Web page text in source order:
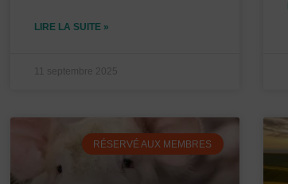
LIRE LA SUITE »
11 septembre 2025
RÉSERVÉ AUX MEMBRES